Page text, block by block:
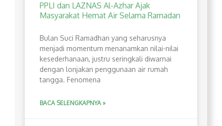
PPLI dan LAZNAS Al-Azhar Ajak
Masyarakat Hemat Air Selama Ramadan
Bulan Suci Ramadhan yang seharusnya
menjadi momentum menanamkan nilai-nilai
kesederhanaan, justru seringkali diwarnai
dengan lonjakan penggunaan air rumah
tangga. Fenomena
BACA SELENGKAPNYA »